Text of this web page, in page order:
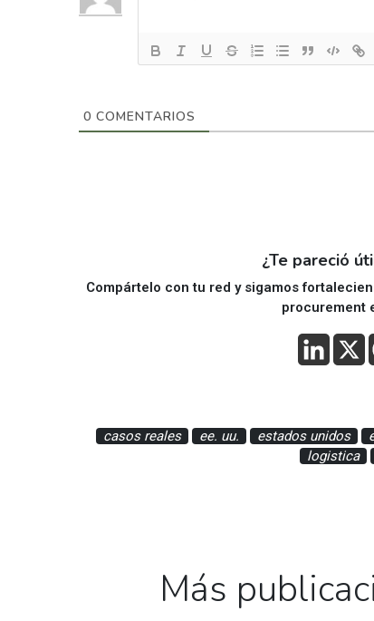
0 COMENTARIOS
¿Te pareció
Compártelo con tu red y sigamos
procurement
casos reales ee. uu. estados unidos
logistica
Más